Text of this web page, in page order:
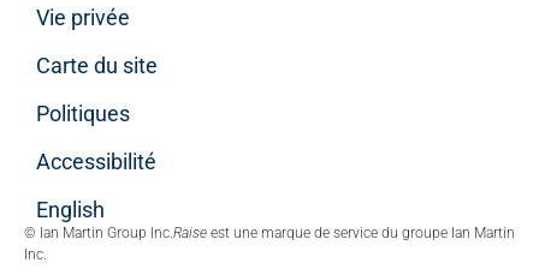
Vie privée
Carte du site
Politiques
Accessibilité
English
© Ian Martin Group Inc.Raise est une marque de service du groupe Ian Martin
Inc.